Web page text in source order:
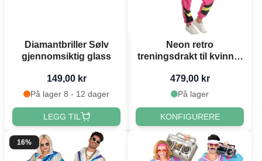
Diamantbriller Sølv
gjennomsiktig glass
149,00 kr
På lager 8 - 12 dager
LEGG TIL
Neon retro
treningsdrakt til kvinner
479,00 kr
På lager
KONFIGURERE
16%